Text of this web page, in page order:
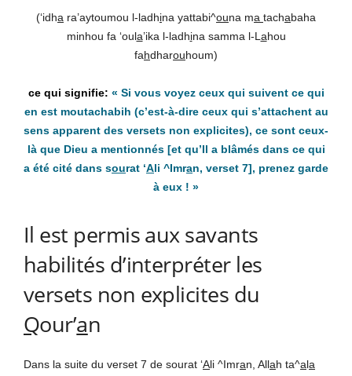
(‘idha ra’aytoumou l-ladhina yattabi^ouna ma tachabaha
minhou fa ‘oula’ika l-ladhina samma l-Lahou
fahdharouhoum)
« Si vous voyez ceux qui suivent ce qui
en est moutachabih (c’est-à-dire ceux qui s’attachent au
sens apparent des versets non explicites), ce sont ceux-
là que Dieu a mentionnés [et qu’Il a blâmés dans ce qui
a été cité dans sourat ‘Ali ^Imran, verset 7], prenez garde
à eux ! »
Il est permis aux savants
habilités d’interpréter les
versets non explicites du
Qour’an
Dans la suite du verset 7 de sourat ‘Ali ^Imran, Allah ta^ala